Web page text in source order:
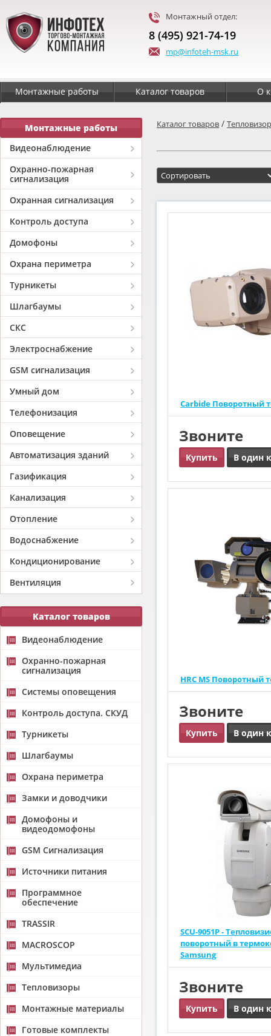
Монтажный отдел:
8 (495) 921-74-19
mp@infoteh-msk.ru
Монтажные работы Каталог товаров О
Монтажные работы
Видеонаблюдение
Охранно-пожарная
сигнализация
Охранная сигнализация
Контроль доступа
Домофоны
Охрана периметра
Турникеты
Шлагбаумы
СКС
Электроснабжение
GSM сигнализация
Умный дом
Телефонизация
Оповещение
Автоматизация зданий
Газификация
Канализация
Отопление
Водоснабжение
Кондиционирование
Вентиляция
Каталог товаров
Видеонаблюдение
Охранно-пожарная
сигнализация
Системы оповещения
Контроль доступа. СКУД
Турникеты
Шлагбаумы
Охрана периметра
Замки и доводчики
Домофоны и
видеодомофоны
GSM Сигнализация
Источники питания
Программное
обеспечение
TRASSIR
MACROSCOP
Мультимедиа
Тепловизоры
Монтажные материалы
Готовые комплекты
Каталог товаров /
Carbide Поворотный
Звоните
Купить В один
HRC MS Поворотный
Звоните
Купить В один
SCU-9051P -
поворотный в
Samsung
Звоните
Купить В один